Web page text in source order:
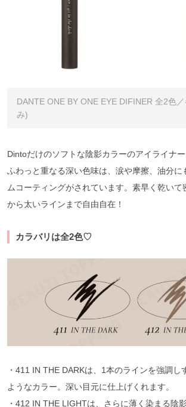
DANTE ONE BY ONE EYE DIFINER 全2色
み)
Dintoだけのソフトな陰影カラーのアイライナ
ふわっと重なる深い色味は、涙や摩擦、油分に
ムコーティングがされています。素早く乾いて
から太いラインまで自由自在！
カラバリは全2色♡
・411 IN THE DARKは、1本のラインを強調し
ようなカラー。深い目元に仕上げくれます。
・412 IN THE LIGHTは、さらに薄く染まる陰